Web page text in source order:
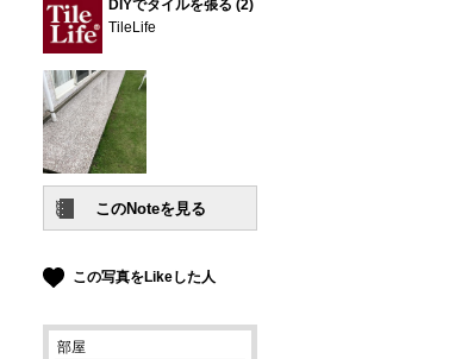
DIYでタイルを張る (2)
TileLife
この写真をLikeした人
部屋